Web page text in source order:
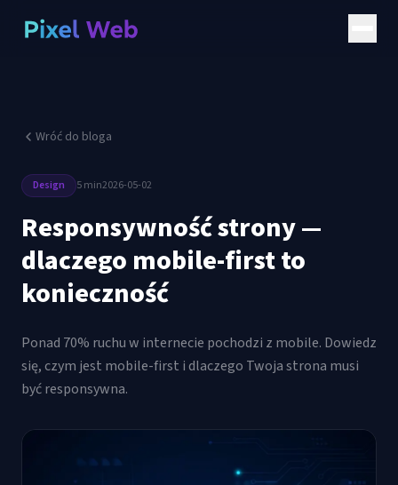
Wróć do bloga
Design 5 min2026-05-02
Responsywność strony —
dlaczego mobile-first to
konieczność
Ponad 70% ruchu w internecie pochodzi z mobile. Dowiedz
się, czym jest mobile-first i dlaczego Twoja strona musi
być responsywna.